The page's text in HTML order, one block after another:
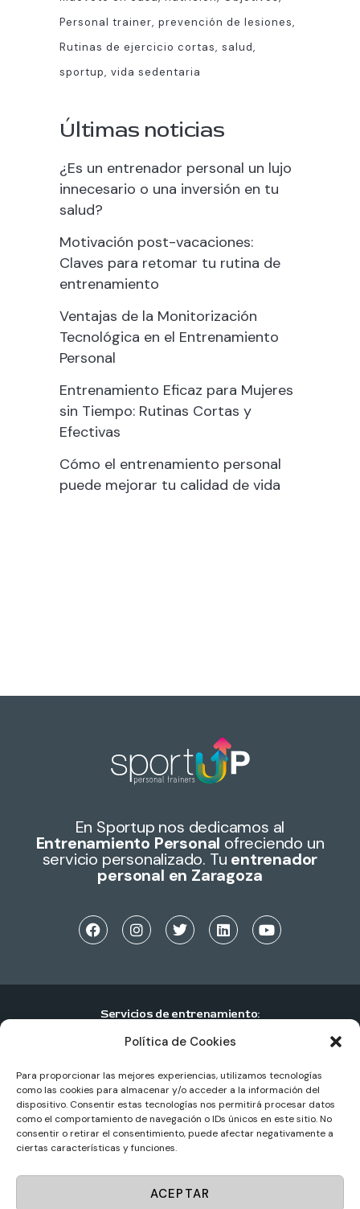
Política de Cookies
Para proporcionar las mejores experiencias, utilizamos tecnologías
como las cookies para almacenar y/o acceder a la información del
dispositivo. Consentir estas tecnologías nos permitirá procesar datos
como el comportamiento de navegación o IDs únicos en este sitio. No
consentir o retirar el consentimiento, puede afectar negativamente a
ciertas características y funciones.
ACEPTAR
Personal trainer prevención de lesiones
Rutinas de ejercicio cortas salud
sportup vida sedentaria
Últimas noticias
¿Es un entrenador personal un lujo
innecesario o una inversión en tu
salud?
Motivación post-vacaciones:
Claves para retomar tu rutina de
entrenamiento
Ventajas de la Monitorización
Tecnológica en el Entrenamiento
Personal
Entrenamiento Eficaz para Mujeres
sin Tiempo: Rutinas Cortas y
Efectivas
Cómo el entrenamiento personal
puede mejorar tu calidad de vida
En Sportup nos dedicamos al
Entrenamiento Personal ofreciendo un
servicio personalizado. Tu entrenador
personal en Zaragoza
Servicios de entrenamiento:
Entrenamiento personal individual
Entrenamiento personal en grupo
Centros de entrenamiento personal
Sportup© 2025. Todos los derechos reservados.
Diseño web porMasideas.es